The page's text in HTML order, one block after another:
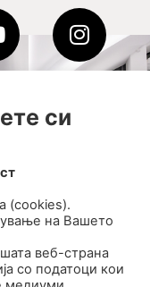
си
(cookies).
на Вашето
веб-страна
со податоци кои